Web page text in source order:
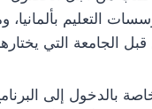
التعليم
الجامعة التي
بالدخول إلى